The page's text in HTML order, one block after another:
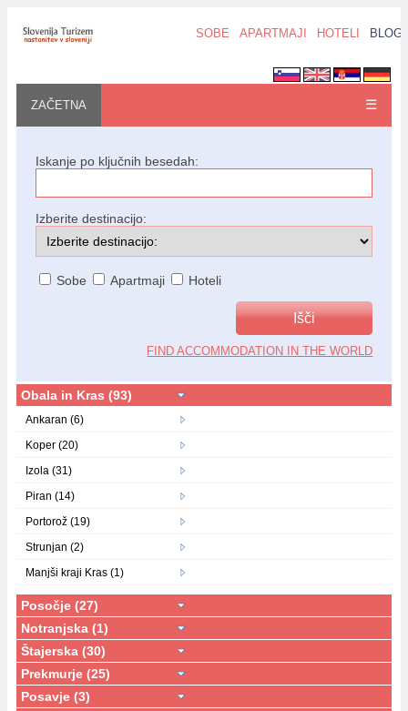
SOBE APARTMAJI HOTELI BLOG
ZAČETNA ☰
Iskanje po ključnih besedah:
Izberite destinacijo:
Sobe Apartmaji Hoteli
FIND ACCOMMODATION IN THE WORLD
Obala in Kras (93)
Ankaran (6)
Koper (20)
Izola (31)
Piran (14)
Portorož (19)
Strunjan (2)
Manjši kraji Kras (1)
Posočje (27)
Notranjska (1)
Štajerska (30)
Prekmurje (25)
Posavje (3)